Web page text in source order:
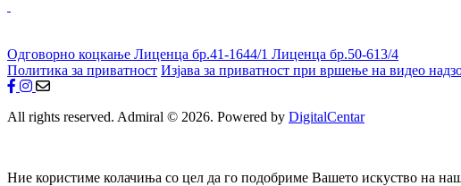
Одговорно коцкање Лиценца бр.41-1644/1 Лиценца бр.50-613/4
Политика за приватност Изјава за приватност при вршење на видео
All rights reserved. Admiral © 2026. Powered by DigitalCentar
Ние користиме колачиња со цел да го подобриме Вашето искуство на